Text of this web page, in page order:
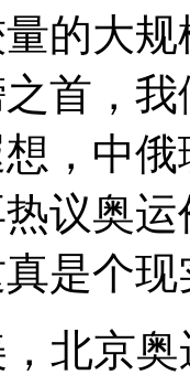
的大
首，
，中
议奥
是个现
北京奥